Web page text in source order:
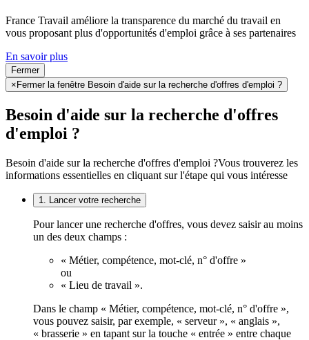
France Travail améliore la transparence du marché du travail en
vous proposant plus d'opportunités d'emploi grâce à ses partenaires
En savoir plus
Fermer
× Fermer la fenêtre Besoin d'aide sur la recherche d'offres d'emploi ?
Besoin d'aide sur la recherche d'offres
d'emploi ?
Besoin d'aide sur la recherche d'offres d'emploi ?Vous trouverez les
informations essentielles en cliquant sur l'étape qui vous intéresse
1. Lancer votre recherche
Pour lancer une recherche d'offres, vous devez saisir au moins
un des deux champs :
« Métier, compétence, mot-clé, n° d'offre »
ou
« Lieu de travail ».
Dans le champ « Métier, compétence, mot-clé, n° d'offre »,
vous pouvez saisir, par exemple, « serveur », « anglais »,
« brasserie » en tapant sur la touche « entrée » entre chaque